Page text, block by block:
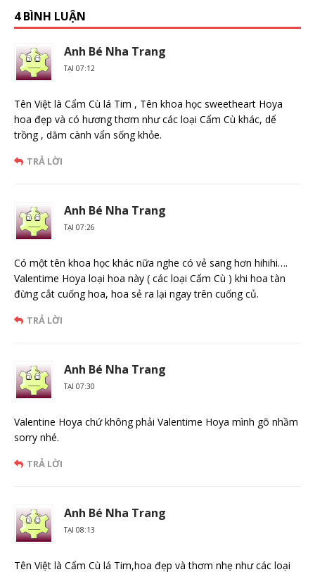
4 BÌNH LUẬN
Anh Bé Nha Trang
TẠI 07:12
Tên Việt là Cẩm Cù lá Tim , Tên khoa học sweetheart Hoya
hoa đẹp và có hương thơm như các loại Cẩm Cù khác, dể
trồng , dăm cành vẩn sống khỏe.
TRẢ LỜI
Anh Bé Nha Trang
TẠI 07:26
Có một tên khoa học khác nữa nghe có vẻ sang hơn hihihi….
Valentime Hoya loại hoa này ( các loại Cẩm Cù ) khi hoa tàn
đừng cắt cuống hoa, hoa sẻ ra lại ngay trên cuống củ.
TRẢ LỜI
Anh Bé Nha Trang
TẠI 07:30
Valentine Hoya chứ không phải Valentime Hoya mình gõ nhầm
sorry nhé.
TRẢ LỜI
Anh Bé Nha Trang
TẠI 08:13
Tên Việt là Cẩm Cù lá Tim,hoa đẹp và thơm nhẹ như các loại